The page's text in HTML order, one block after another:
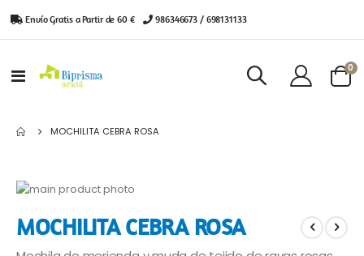
Envío Gratis a Partir de 60 € | 986346673 / 698131133
Toggle
Cart
0
MOCHILITA CEBRA ROSA
Saltar
final
de
al
comienzo
MOCHILITA CEBRA ROSA